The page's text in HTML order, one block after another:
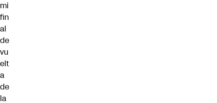
mi
fin
al
de
vu
elt
a
de
la